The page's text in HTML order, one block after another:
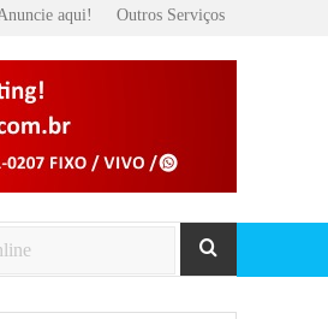
aqui! Outros Serviços